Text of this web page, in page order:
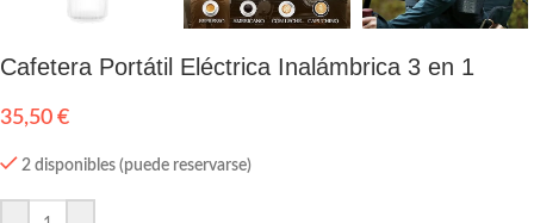
Cafetera Portátil Eléctrica Inalámbrica 3 en 1
35,50 €
2 disponibles (puede reservarse)